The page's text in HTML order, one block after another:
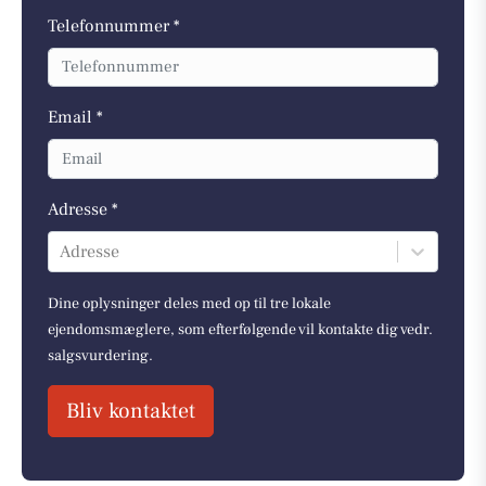
Telefonnummer *
Email *
Adresse *
Adresse
Dine oplysninger deles med op til tre lokale
ejendomsmæglere, som efterfølgende vil kontakte dig vedr.
salgsvurdering.
Bliv kontaktet